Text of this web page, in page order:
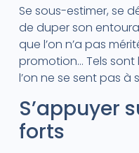
Se sous-estimer, se
de duper son
que l’on n’a pas
promotion… Tels sont
l’on ne se sent pas à
S’appuyer
forts